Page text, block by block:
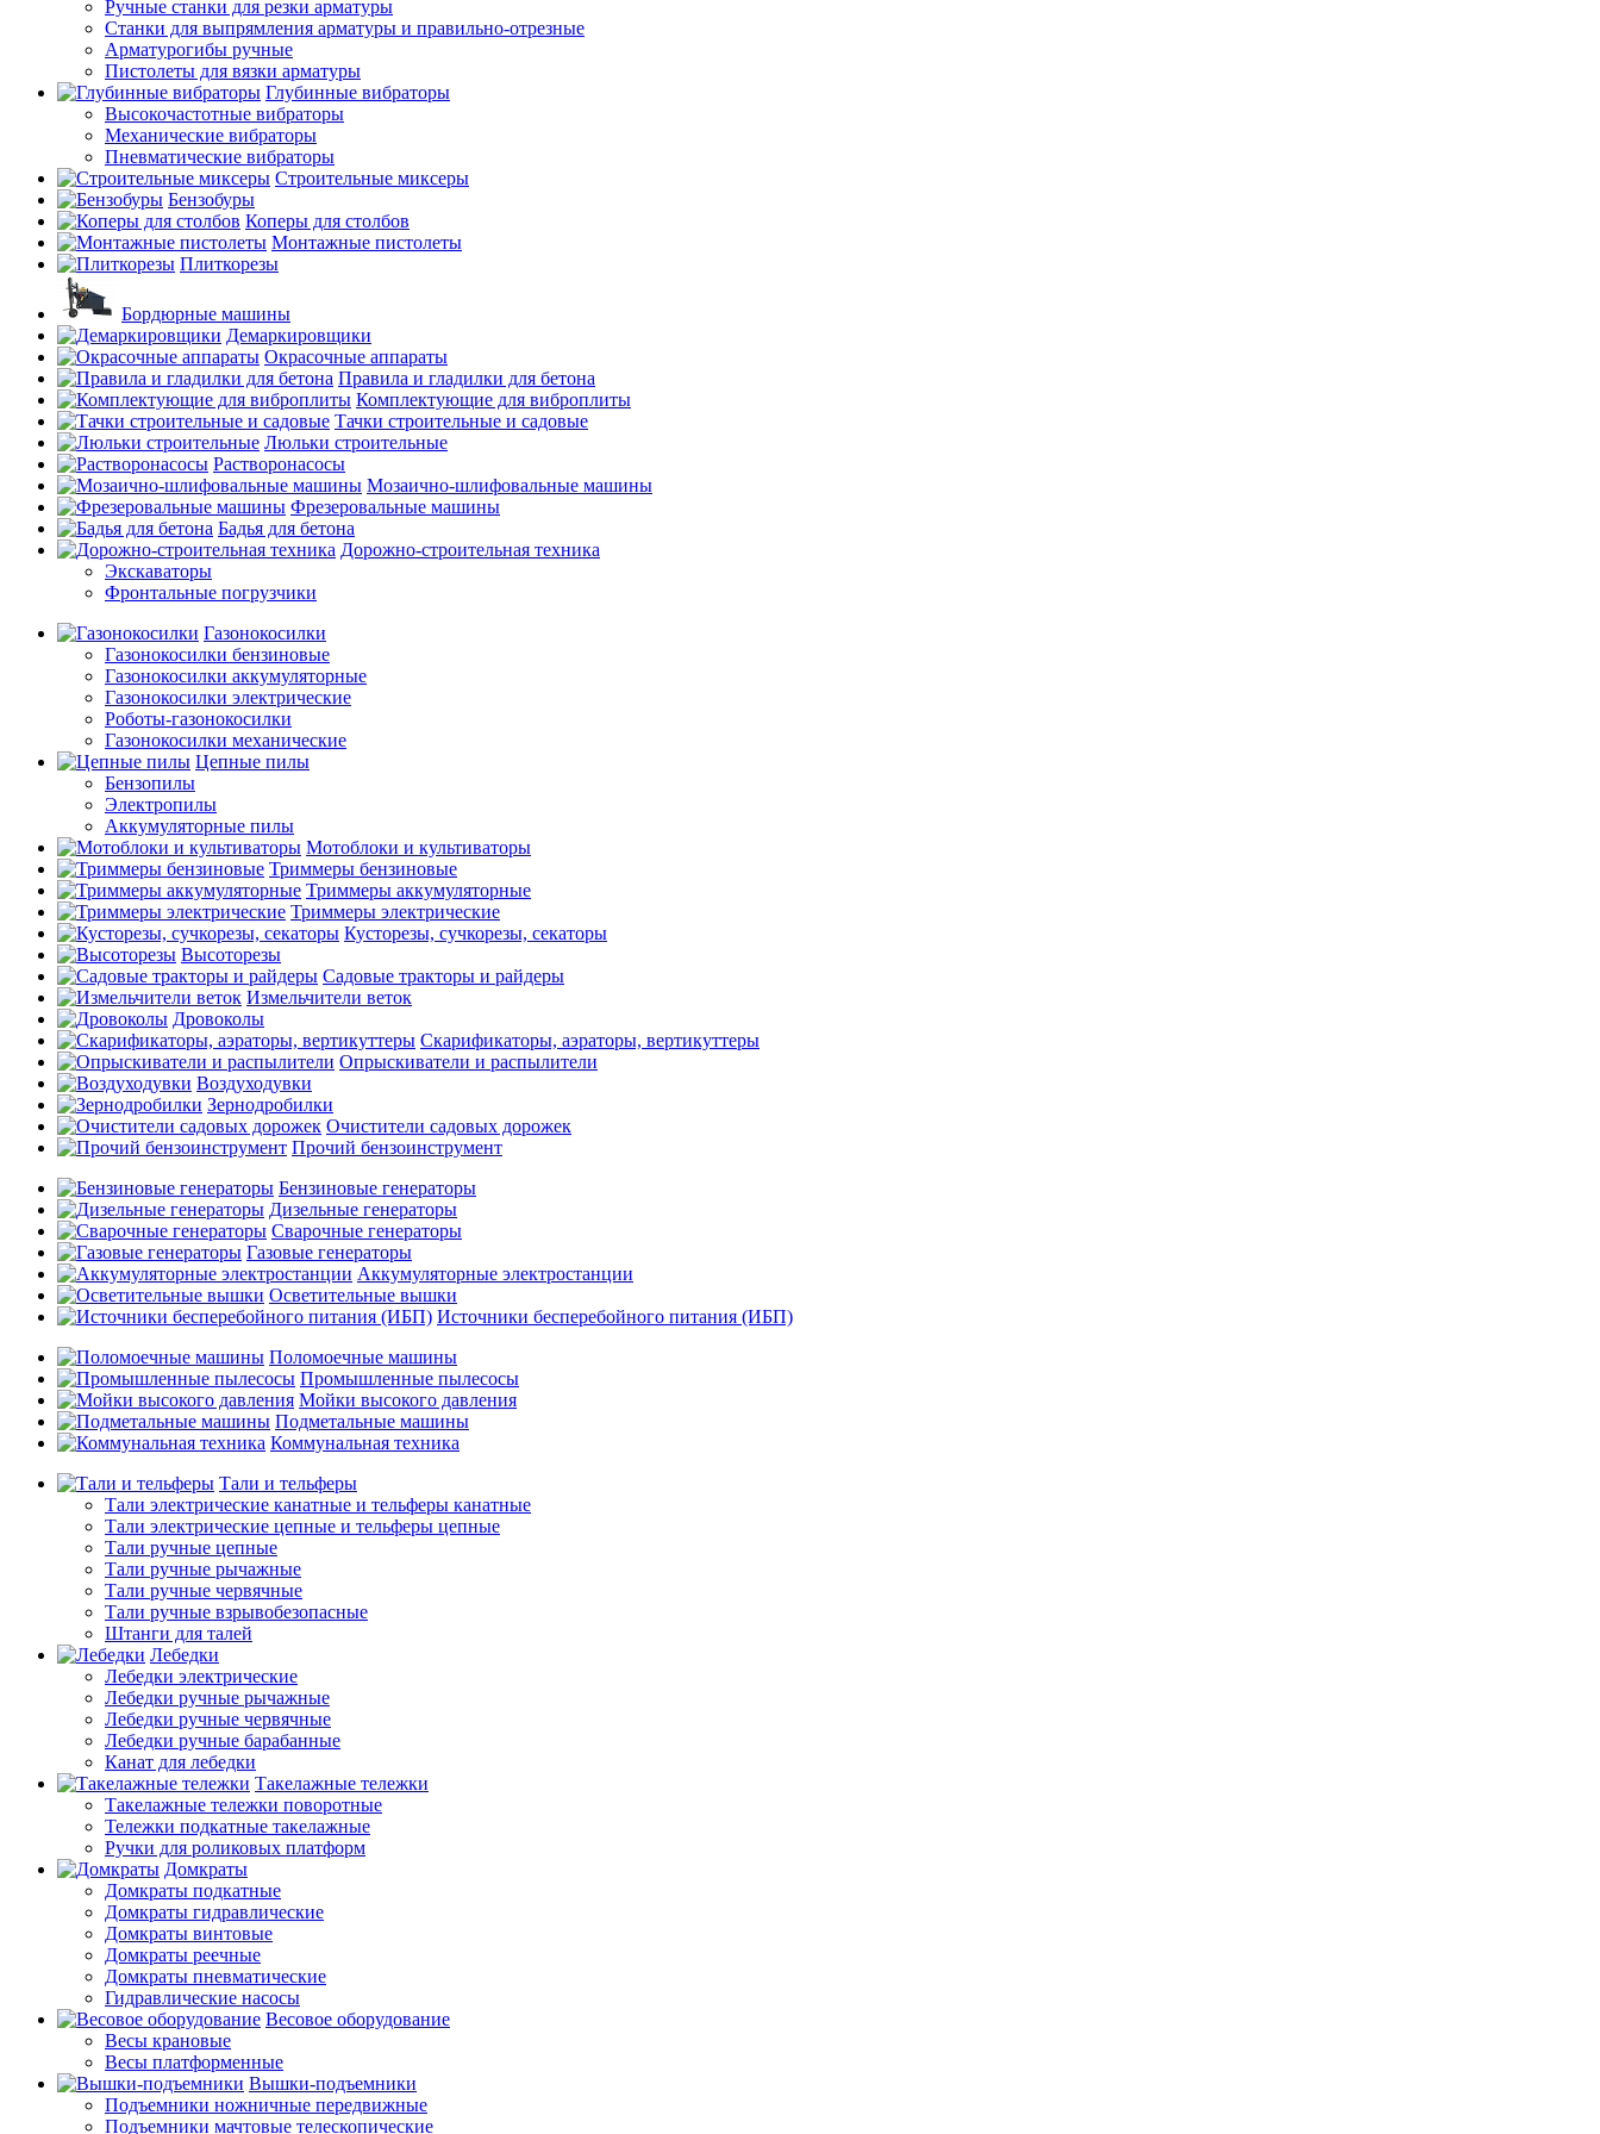
Ручные станки для резки арматуры
Станки для выпрямления арматуры и правильно-отрезные
Арматурогибы ручные
Пистолеты для вязки арматуры
Глубинные вибраторы
Высокочастотные вибраторы
Механические вибраторы
Пневматические вибраторы
Строительные миксеры
Бензобуры
Коперы для столбов
Монтажные пистолеты
Плиткорезы
Бордюрные машины
Демаркировщики
Окрасочные аппараты
Правила и гладилки для бетона
Комплектующие для виброплиты
Тачки строительные и садовые
Люльки строительные
Растворонасосы
Мозаично-шлифовальные машины
Фрезеровальные машины
Бадья для бетона
Дорожно-строительная техника
Экскаваторы
Фронтальные погрузчики
Газонокосилки
Газонокосилки бензиновые
Газонокосилки аккумуляторные
Газонокосилки электрические
Роботы-газонокосилки
Газонокосилки механические
Цепные пилы
Бензопилы
Электропилы
Аккумуляторные пилы
Мотоблоки и культиваторы
Триммеры бензиновые
Триммеры аккумуляторные
Триммеры электрические
Кусторезы, сучкорезы, секаторы
Высоторезы
Садовые тракторы и райдеры
Измельчители веток
Дровоколы
Скарификаторы, аэраторы, вертикуттеры
Опрыскиватели и распылители
Воздуходувки
Зернодробилки
Очистители садовых дорожек
Прочий бензоинструмент
Бензиновые генераторы
Дизельные генераторы
Сварочные генераторы
Газовые генераторы
Аккумуляторные электростанции
Осветительные вышки
Источники бесперебойного питания (ИБП)
Поломоечные машины
Промышленные пылесосы
Мойки высокого давления
Подметальные машины
Коммунальная техника
Тали и тельферы
Тали электрические канатные и тельферы канатные
Тали электрические цепные и тельферы цепные
Тали ручные цепные
Тали ручные рычажные
Тали ручные червячные
Тали ручные взрывобезопасные
Штанги для талей
Лебедки
Лебедки электрические
Лебедки ручные рычажные
Лебедки ручные червячные
Лебедки ручные барабанные
Канат для лебедки
Такелажные тележки
Такелажные тележки поворотные
Тележки подкатные такелажные
Ручки для роликовых платформ
Домкраты
Домкраты подкатные
Домкраты гидравлические
Домкраты винтовые
Домкраты реечные
Домкраты пневматические
Гидравлические насосы
Весовое оборудование
Весы крановые
Весы платформенные
Вышки-подъемники
Подъемники ножничные передвижные
Подъемники мачтовые телескопические